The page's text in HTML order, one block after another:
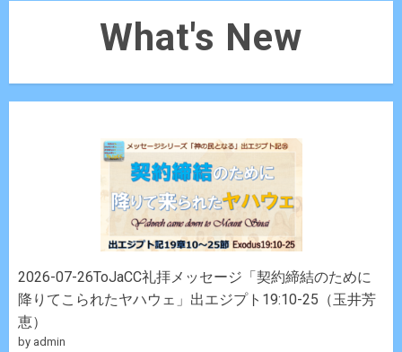
What's New
2026-07-26ToJaCC礼拝メッセージ「契約締結のために
降りてこられたヤハウェ」出エジプト19:10-25（玉井芳
恵）
by admin